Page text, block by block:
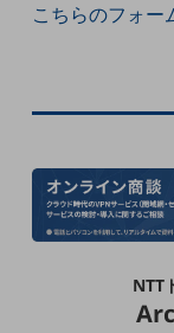
職場環境整備
セキュリティ対策
顧客体験（CX）改善
自動化・省電化
業種・業態で探す
こちらのフォー
NTT